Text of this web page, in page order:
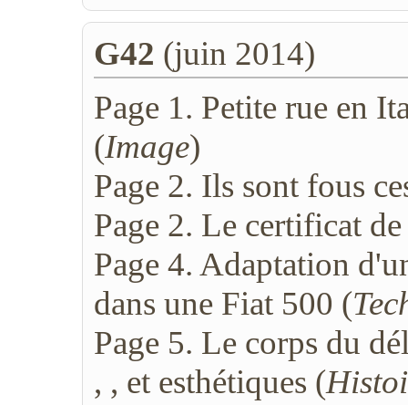
G42 (juin 2014)
Page 1. Petite rue en
(Image)
Page 2. Ils sont fous
Page 2. Le certificat
Page 4. Adaptation
dans une Fiat 500 (
Page 5. Le corps du
, , et esthétiques (